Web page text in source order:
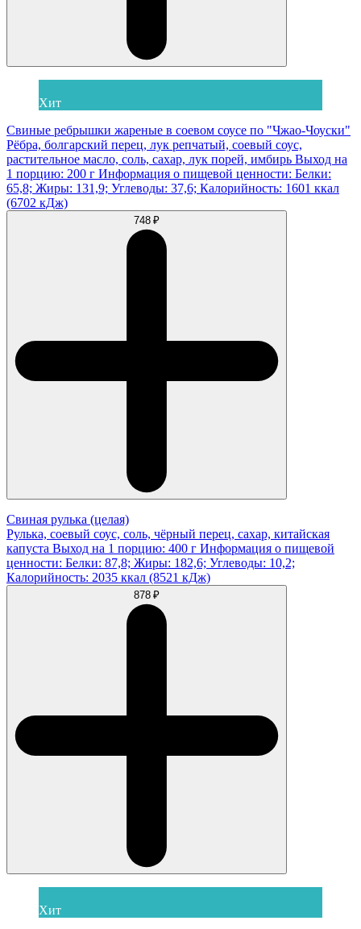
Хит
Свиные ребрышки жареные в соевом соусе по "Чжао-Чоуски"
Рёбра, болгарский перец, лук репчатый, соевый соус,
растительное масло, соль, сахар, лук порей, имбирь Выход на
1 порцию: 200 г Информация о пищевой ценности: Белки:
65,8; Жиры: 131,9; Углеводы: 37,6; Калорийность: 1601 ккал
(6702 кДж)
748 ₽
Свиная рулька (целая)
Рулька, соевый соус, соль, чёрный перец, сахар, китайская
капуста Выход на 1 порцию: 400 г Информация о пищевой
ценности: Белки: 87,8; Жиры: 182,6; Углеводы: 10,2;
Калорийность: 2035 ккал (8521 кДж)
878 ₽
Хит